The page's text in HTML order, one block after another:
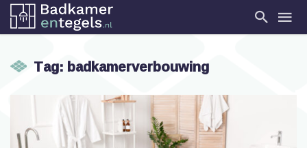
Tag: badkamerverbouwing